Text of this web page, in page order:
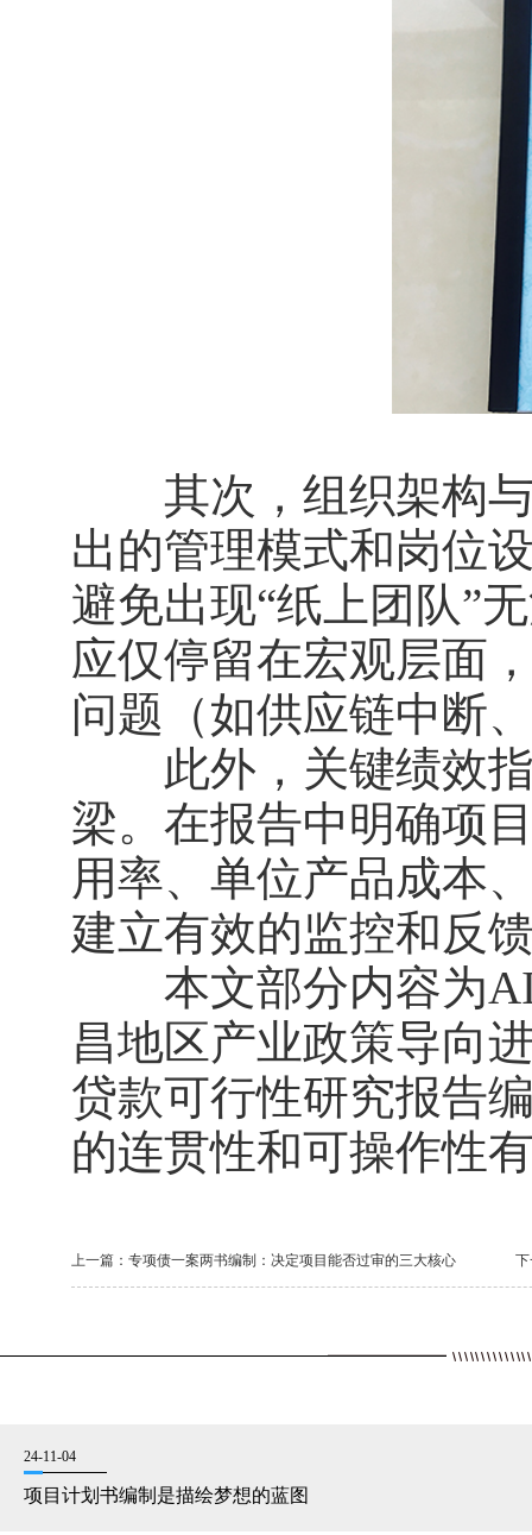
其次，组织架构与
出的管理模式和岗位
避免出现“纸上团队”
应仅停留在宏观层面
问题（如供应链中断
此外，关键绩效指
梁。在报告中明确项
用率、单位产品成本
建立有效的监控和反
本文部分内容为AI
昌地区产业政策导向
贷款可行性研究报告
的连贯性和可操作性
上一篇： 专项债一案两书编制：决定项目能否过审的三大核心
24-11-04
项目计划书编制是描绘梦想的蓝图